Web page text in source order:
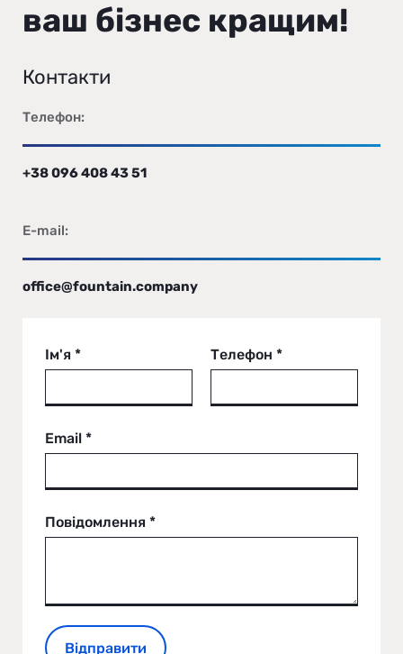
ваш бізнес кращим!
Контакти
Телефон:
+38 096 408 43 51
E-mail:
office@fountain.company
Ім'я * Телефон *
Email *
Повідомлення *
Відправити